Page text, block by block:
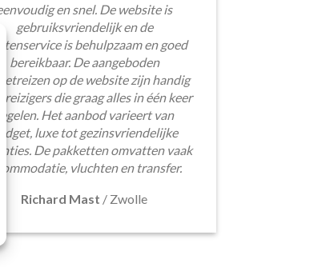
en snel. De website is
gebruiksvriendelijk en de
is behulpzaam en goed
bereikbaar. De aangeboden
op de website zijn handig
reizigers die graag alles in één keer
regelen. Het aanbod varieert van
luxe tot gezinsvriendelijke
De pakketten omvatten vaak
vluchten en transfer.
Richard Mast / Zwolle